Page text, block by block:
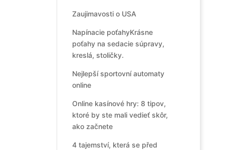
Zaujimavosti o USA
Napínacie poťahyKrásne
poťahy na sedacie súpravy,
kreslá, stoličky.
Nejlepší sportovní automaty
online
Online kasínové hry: 8 tipov,
ktoré by ste mali vedieť skôr,
ako začnete
4 tajemství, která se před